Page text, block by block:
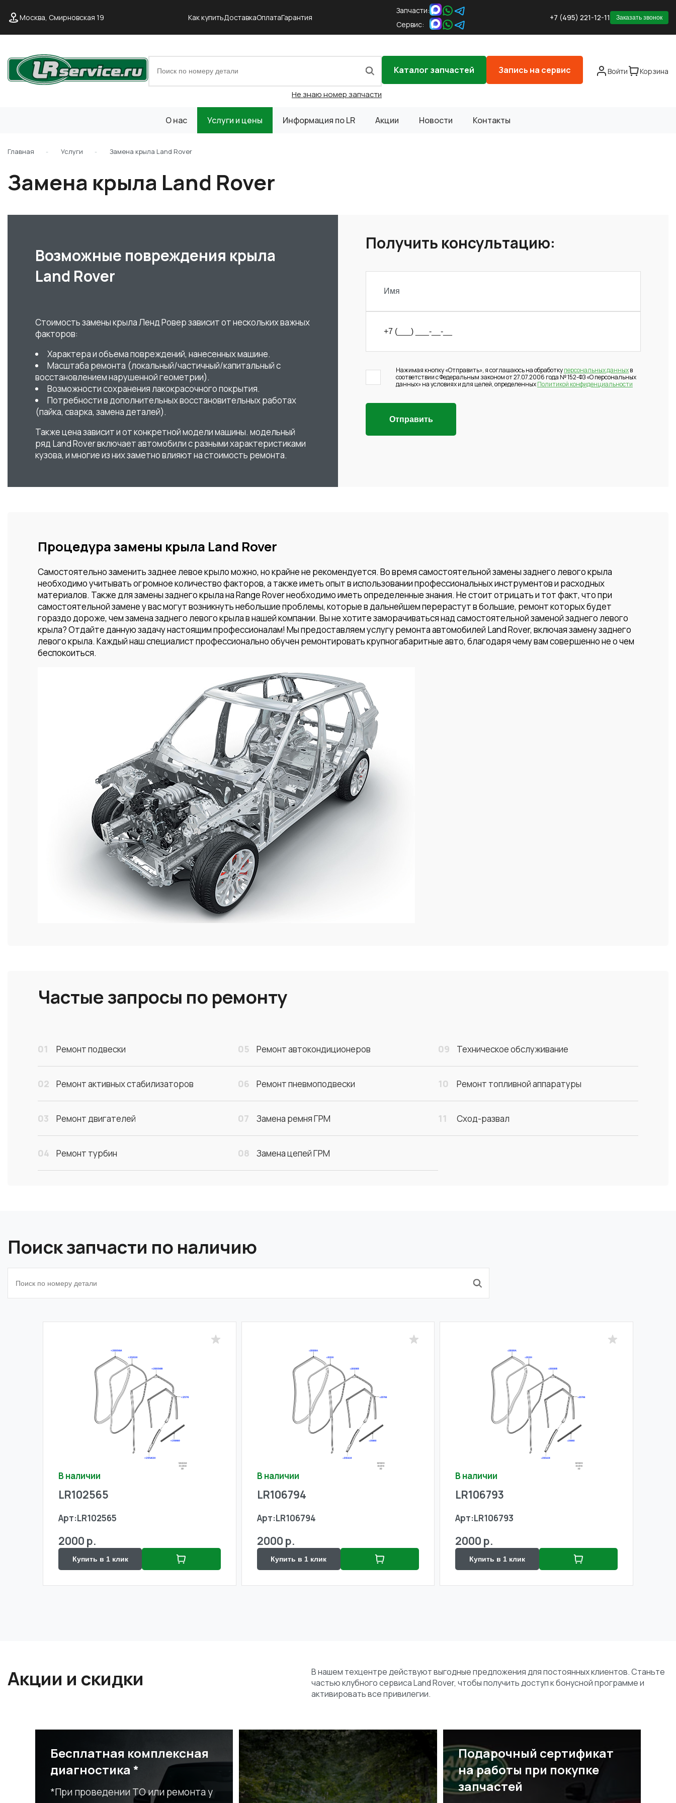
Москва, Смирновская 19 Как купитьДоставкаОплатаГарантия
Запчасти:
Сервис:
+7 (495) 221-12-11 Заказать звонок
Не знаю номер запчасти
Каталог запчастей Запись на сервис Войти Корзина
О нас Услуги и цены Информация по LR Акции Новости Контакты
Главная Услуги Замена крыла Land Rover
Замена крыла Land Rover
Возможные повреждения крыла
Land Rover
Стоимость замены крыла Ленд Ровер зависит от нескольких важных
факторов:
Характера и объема повреждений, нанесенных машине.
Масштаба ремонта (локальный/частичный/капитальный с
восстановлением нарушенной геометрии).
Возможности сохранения лакокрасочного покрытия.
Потребности в дополнительных восстановительных работах
(пайка, сварка, замена деталей).
Также цена зависит и от конкретной модели машины. модельный
ряд Land Rover включает автомобили с разными характеристиками
кузова, и многие из них заметно влияют на стоимость ремонта.
Получить консультацию:
Нажимая кнопку «Отправить», я соглашаюсь на обработкуперсональных данныхв
соответствии с Федеральным законом от 27.07.2006 года № 152-ФЗ «О персональных
данных» на условиях и для целей, определенныхПолитикой конфиденциальности
Отправить
Процедура замены крыла Land Rover
Самостоятельно заменить заднее левое крыло можно, но крайне не рекомендуется. Во время самостоятельной замены заднего левого крыла
необходимо учитывать огромное количество факторов, а также иметь опыт в использовании профессиональных инструментов и расходных
материалов. Также для замены заднего крыла на Range Rover необходимо иметь определенные знания. Не стоит отрицать и тот факт, что при
самостоятельной замене у вас могут возникнуть небольшие проблемы, которые в дальнейшем перерастут в большие, ремонт которых будет
гораздо дороже, чем замена заднего левого крыла в нашей компании. Вы не хотите заморачиваться над самостоятельной заменой заднего левого
крыла? Отдайте данную задачу настоящим профессионалам! Мы предоставляем услугу ремонта автомобилей Land Rover, включая замену заднего
левого крыла. Каждый наш специалист профессионально обучен ремонтировать крупногабаритные авто, благодаря чему вам совершенно не о чем
беспокоиться.
Частые запросы по ремонту
01 Ремонт подвески
02 Ремонт активных стабилизаторов
03 Ремонт двигателей
04 Ремонт турбин
05 Ремонт автокондиционеров
06 Ремонт пневмоподвески
07 Замена ремня ГРМ
08 Замена цепей ГРМ
09 Техническое обслуживание
10 Ремонт топливной аппаратуры
11 Сход-развал
Поиск запчасти по наличию
В наличии
LR102565
Арт:LR102565
2000 р.
Купить в 1 клик
В наличии
LR106794
Арт:LR106794
2000 р.
Купить в 1 клик
В наличии
LR106793
Арт:LR106793
2000 р.
Купить в 1 клик
Акции и скидки
В нашем техцентре действуют выгодные предложения для постоянных клиентов. Станьте
частью клубного сервиса Land Rover, чтобы получить доступ к бонусной программе и
активировать все привилегии.
Бесплатная комплексная
диагностика *
*При проведении ТО или ремонта у
Подарочный сертификат
на работы при покупке
запчастей